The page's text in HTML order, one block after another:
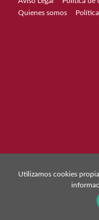
Quienes somos
Utilizamos cookies